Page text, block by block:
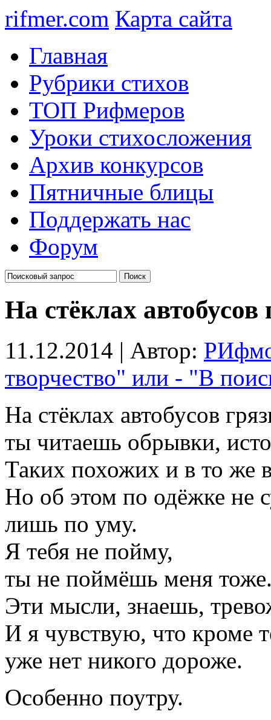
rifmer.com Карта сайта
Главная
Рубрики стихов
ТОП Рифмеров
Уроки стихосложения
Архив конкурсов
Пятничные блицы
Поддержать нас
Форум
На стёклах автобусов
11.12.2014 | Автор:
творчество" или - "В
На стёклах автобусов
ты читаешь обрывки,
Таких похожих и в то же
Но об этом по одёжке не
лишь по уму.
Я тебя не пойму,
ты не поймёшь меня
Эти мысли, знаешь,
И я чувствую, что кроме
уже нет никого дороже.
Особенно поутру.